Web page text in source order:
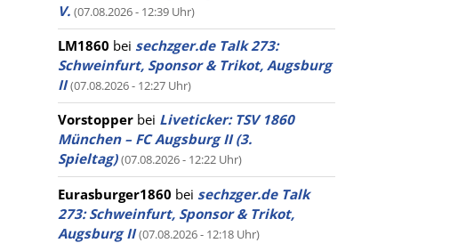
V. (07.08.2026 - 12:39 Uhr)
LM1860 bei sechzger.de Talk 273:
Schweinfurt, Sponsor & Trikot, Augsburg
II (07.08.2026 - 12:27 Uhr)
Vorstopper bei Liveticker: TSV 1860
München – FC Augsburg II (3.
Spieltag) (07.08.2026 - 12:22 Uhr)
Eurasburger1860 bei sechzger.de Talk
273: Schweinfurt, Sponsor & Trikot,
Augsburg II (07.08.2026 - 12:18 Uhr)